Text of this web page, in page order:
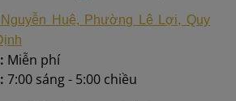
Huệ, Phường Lê Lợi, Quy
Miễn phí
7:00 sáng - 5:00 chiều